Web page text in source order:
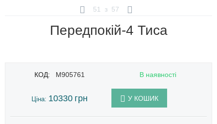
51
з 57
Передпокій-4 Тиса
КОД: M905761 В наявності
Ціна: 10330 грн У КОШИК